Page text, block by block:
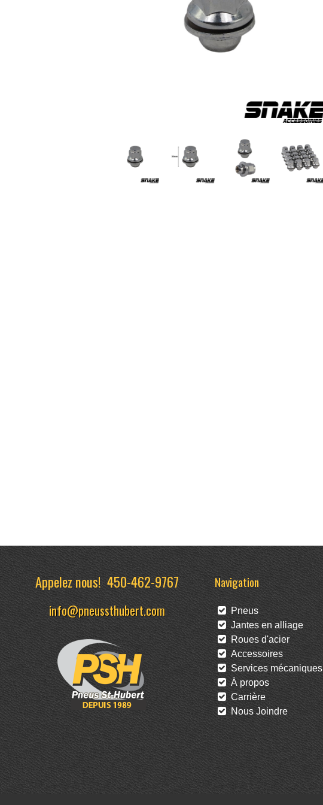
Appelez nous!450-462-9767
info@pneussthubert.com
Navigation
Pneus
Jantes en alliage
Roues d'acier
Accessoires
Services mécaniques
À propos
Carrière
Nous Joindre